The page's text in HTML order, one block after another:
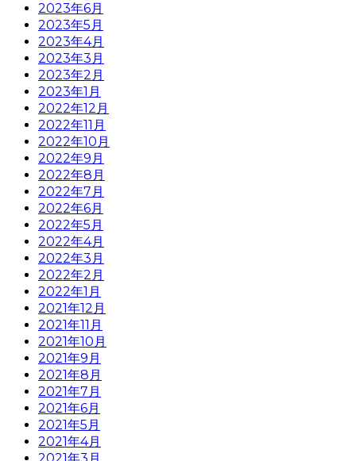
2023年6月
2023年5月
2023年4月
2023年3月
2023年2月
2023年1月
2022年12月
2022年11月
2022年10月
2022年9月
2022年8月
2022年7月
2022年6月
2022年5月
2022年4月
2022年3月
2022年2月
2022年1月
2021年12月
2021年11月
2021年10月
2021年9月
2021年8月
2021年7月
2021年6月
2021年5月
2021年4月